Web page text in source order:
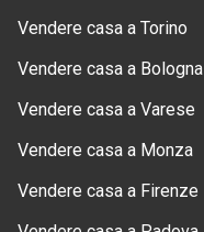
Vendere casa a Torino
Vendere casa a Bologna
Vendere casa a Varese
Vendere casa a Monza
Vendere casa a Firenze